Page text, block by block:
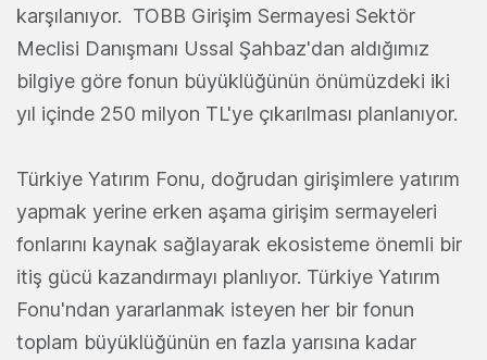
karşılanıyor. TOBB Girişim Sermayesi Sektör
Meclisi Danışmanı Ussal Şahbaz'dan aldığımız
bilgiye göre fonun büyüklüğünün önümüzdeki iki
yıl içinde 250 milyon TL'ye çıkarılması planlanıyor.
Türkiye Yatırım Fonu, doğrudan girişimlere yatırım
yapmak yerine erken aşama girişim sermayeleri
fonlarını kaynak sağlayarak ekosisteme önemli bir
itiş gücü kazandırmayı planlıyor. Türkiye Yatırım
Fonu'ndan yararlanmak isteyen her bir fonun
toplam büyüklüğünün en fazla yarısına kadar